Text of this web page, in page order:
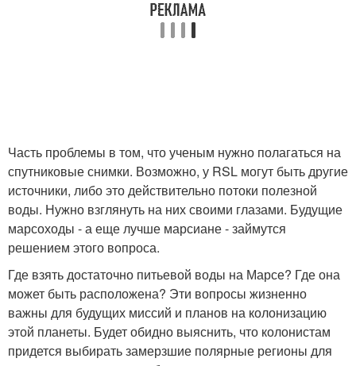
Часть проблемы в том, что ученым нужно полагаться на
спутниковые снимки. Возможно, у RSL могут быть другие
источники, либо это действительно потоки полезной
воды. Нужно взглянуть на них своими глазами. Будущие
марсоходы - а еще лучше марсиане - займутся
решением этого вопроса.
Где взять достаточно питьевой воды на Марсе? Где она
может быть расположена? Эти вопросы жизненно
важны для будущих миссий и планов на колонизацию
этой планеты. Будет обидно выяснить, что колонистам
придется выбирать замерзшие полярные регионы для